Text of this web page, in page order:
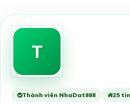
T
Thành viên NhaDat888 25